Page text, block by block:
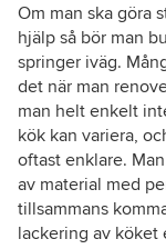
Om man ska göra
hjälp så bör man
springer iväg.
det när man
man helt enkelt
kök kan variera,
oftast enklare.
av material med
tillsammans
lackering av köket